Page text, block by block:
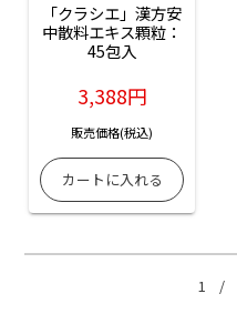
「クラシエ」漢方安
中散料エキス顆粒：
45包入
3,388円
販売価格(税込)
1 /